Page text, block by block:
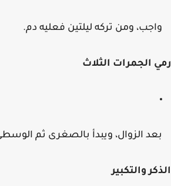
ومن تركه ليلتين فعليه دم.
الجمرات الثلاث
الزوال، ويبدأ بالصغرى ثم الوسطى
والتكبير